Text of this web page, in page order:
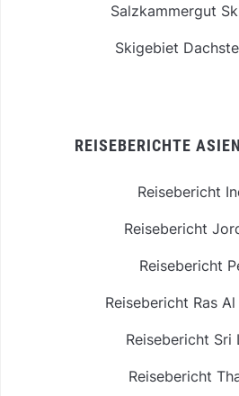
Salzkammergut
Skigebiet
REISEBERICHTE
Reisebericht
Reisebericht
Reisebericht
Reisebericht Ras
Reisebericht Sri
Reisebericht